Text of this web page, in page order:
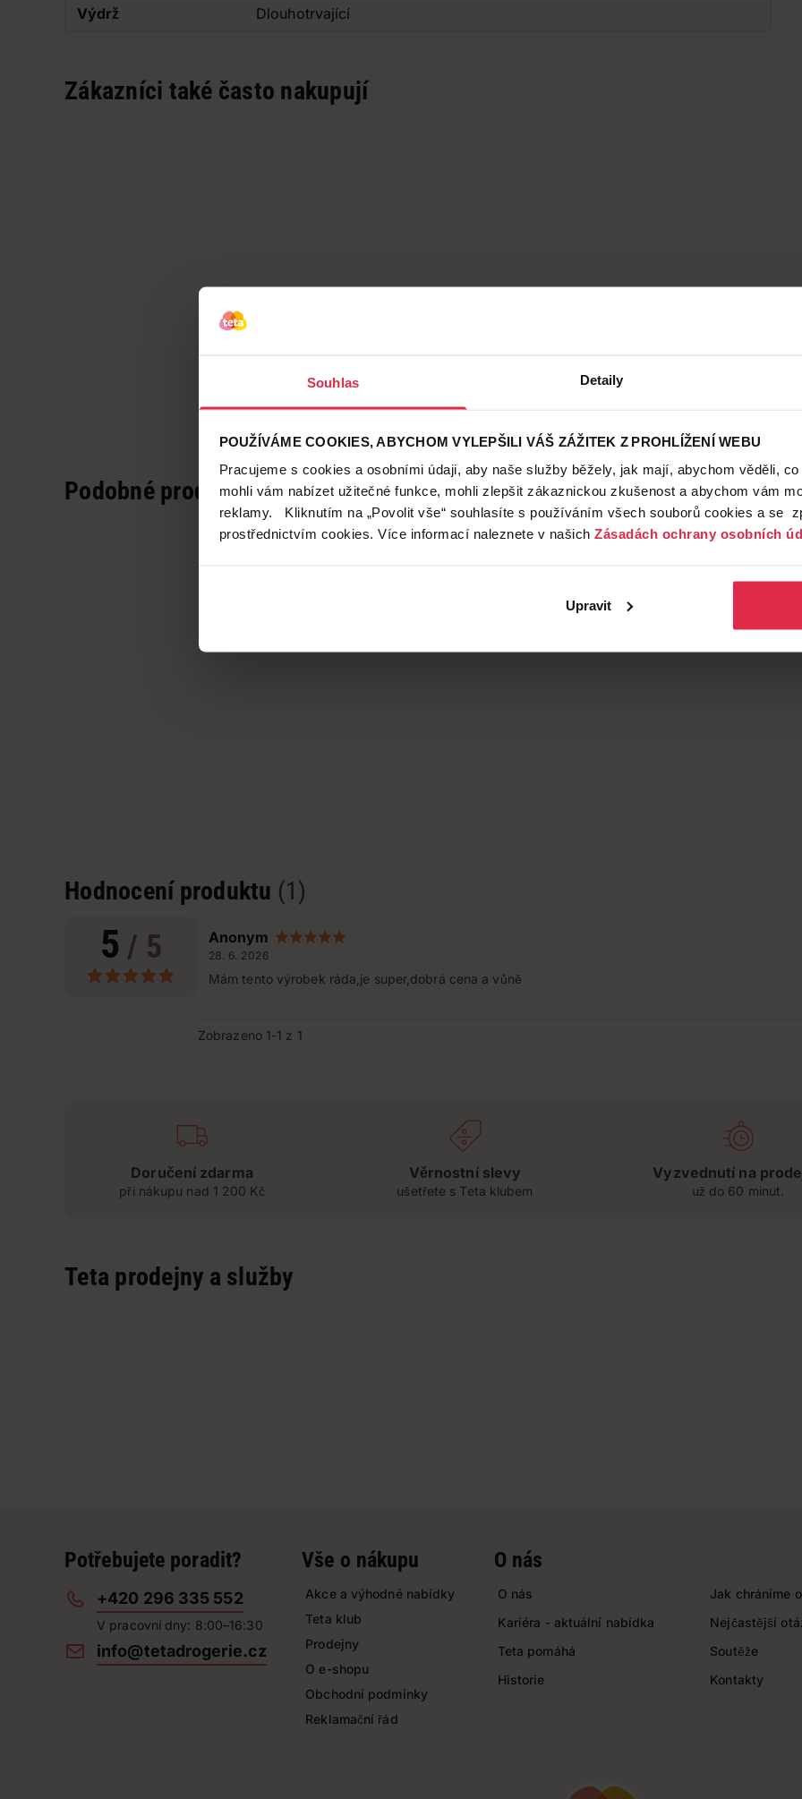
Souhlas Detaily
POUŽÍVÁME COOKIES, ABYCHOM VYLEPŠILI VÁŠ ZÁŽITEK Z PROHLÍŽENÍ WEBU
Pracujeme s cookies a osobními údaji, aby naše služby běžely, jak mají, abychom věděli,
mohli vám nabízet užitečné funkce, mohli zlepšit zákaznickou zkušenost a abychom vám
reklamy. Kliknutím na „Povolit vše“ souhlasíte s používáním všech souborů cookies a se
prostřednictvím cookies. Více informací naleznete v našich Zásadách ochrany osobních
Upravit
Výdrž
Dlouhotrvající
Zákazníci také často nakupují
Podobné produkty
Hodnocení produktu (1)
5 / 5 Anonym
28. 6. 2026
Mám tento výrobek ráda,je super,dobrá cena a vůně
Zobrazeno 1-1 z 1
Doručení zdarma
při nákupu nad 1 200 Kč
Věrnostní slevy
ušetřete s Teta klubem
Vyzvednutí na
už do 60 minut.
Teta prodejny a služby
Potřebujete poradit?
+420 296 335 552
V pracovní dny: 8:00–16:30
info@tetadrogerie.cz
Vše o nákupu
Akce a výhodné nabídky
Teta klub
Prodejny
O e-shopu
Obchodní podmínky
Reklamační řád
O nás
O nás
Kariéra - aktuální nabídka
Teta pomáhá
Historie
Jak chráníme
Nejčastější
Soutěže
Kontakty